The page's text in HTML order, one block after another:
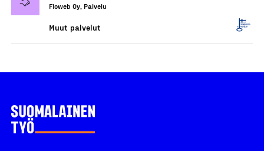
Floweb Oy, Palvelu
Muut palvelut